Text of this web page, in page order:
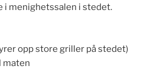
i menighetssalen i stedet.
opp store griller på stedet)
maten